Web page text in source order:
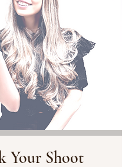
Your Shoot